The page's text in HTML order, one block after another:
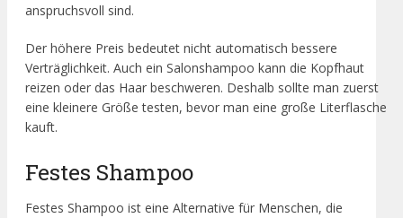
anspruchsvoll sind.
Der höhere Preis bedeutet nicht automatisch bessere
Verträglichkeit. Auch ein Salonshampoo kann die Kopfhaut
reizen oder das Haar beschweren. Deshalb sollte man zuerst
eine kleinere Größe testen, bevor man eine große Literflasche
kauft.
Festes Shampoo
Festes Shampoo ist eine Alternative für Menschen, die